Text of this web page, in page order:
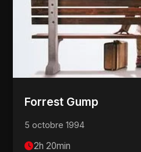
Forrest Gump
5 octobre 1994
2h 20min